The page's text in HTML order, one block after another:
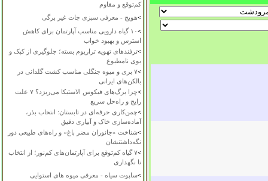
کم‌توقع و مقاوم
>هویج - معرفی سبزی جات غیر برگی
>
۱۰ گیاه دارویی مناسب آپارتمان برای کاهش
استرس و بهبود خواب
>ترفندهای تهویه تراریوم بسته؛ جلوگیری از کپک و
بوی نامطبوع
>
۷ بری و میوه جنگلی مناسب کشت گلدانی در
بالکن‌های ایرانی
>
چرا برگ‌های فیکوس الاستیکا می‌ریزد؟ ۷ علت
رایج و راه‌حل سریع
>چمن‌کاری حرفه‌ای در تابستان: انتخاب بذر،
آماده‌سازی خاک و آبیاری دقیق
>شناخت «جانوران مضر باغ» و راه‌های طبیعی دور
نگه‌داشتنشان
>
۷ گیاه کم‌توقع برای آپارتمان‌های کم‌نور؛ از انتخاب
تا نگهداری
>ساپوت سیاه - معرفی میوه های استوایی